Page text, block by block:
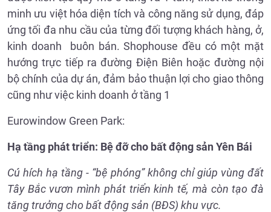
minh ưu việt hóa diện tích và công năng sử dụng, đáp
ứng tối đa nhu cầu của từng đối tượng khách hàng, ở,
kinh doanh buôn bán. Shophouse đều có một mặt
hướng trực tiếp ra đường Điện Biên hoặc đường nội
bộ chính của dự án, đảm bảo thuận lợi cho giao thông
cũng như việc kinh doanh ở tầng 1
Eurowindow Green Park:
Hạ tầng phát triển: Bệ đỡ cho bất động sản Yên Bái
Cú hích hạ tầng - “bệ phóng” không chỉ giúp vùng đất
Tây Bắc vươn mình phát triển kinh tế, mà còn tạo đà
tăng trưởng cho bất động sản (BĐS) khu vực.